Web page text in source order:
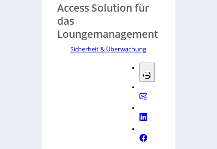
Access Solution für
das
Loungemanagement
Sicherheit & Überwachung